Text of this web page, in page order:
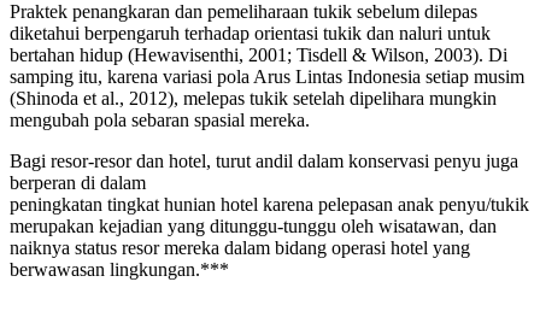
Praktek penangkaran dan pemeliharaan tukik sebelum dilepas
diketahui berpengaruh terhadap orientasi tukik dan naluri untuk
bertahan hidup (Hewavisenthi, 2001; Tisdell & Wilson, 2003). Di
samping itu, karena variasi pola Arus Lintas Indonesia setiap musim
(Shinoda et al., 2012), melepas tukik setelah dipelihara mungkin
mengubah pola sebaran spasial mereka.
Bagi resor-resor dan hotel, turut andil dalam konservasi penyu juga
berperan di dalam
peningkatan tingkat hunian hotel karena pelepasan anak penyu/tukik
merupakan kejadian yang ditunggu-tunggu oleh wisatawan, dan
naiknya status resor mereka dalam bidang operasi hotel yang
berwawasan lingkungan.***